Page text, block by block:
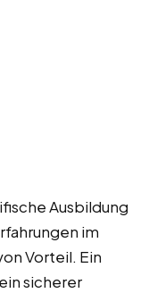
Ausbildung
im
Vorteil. Ein
sicherer